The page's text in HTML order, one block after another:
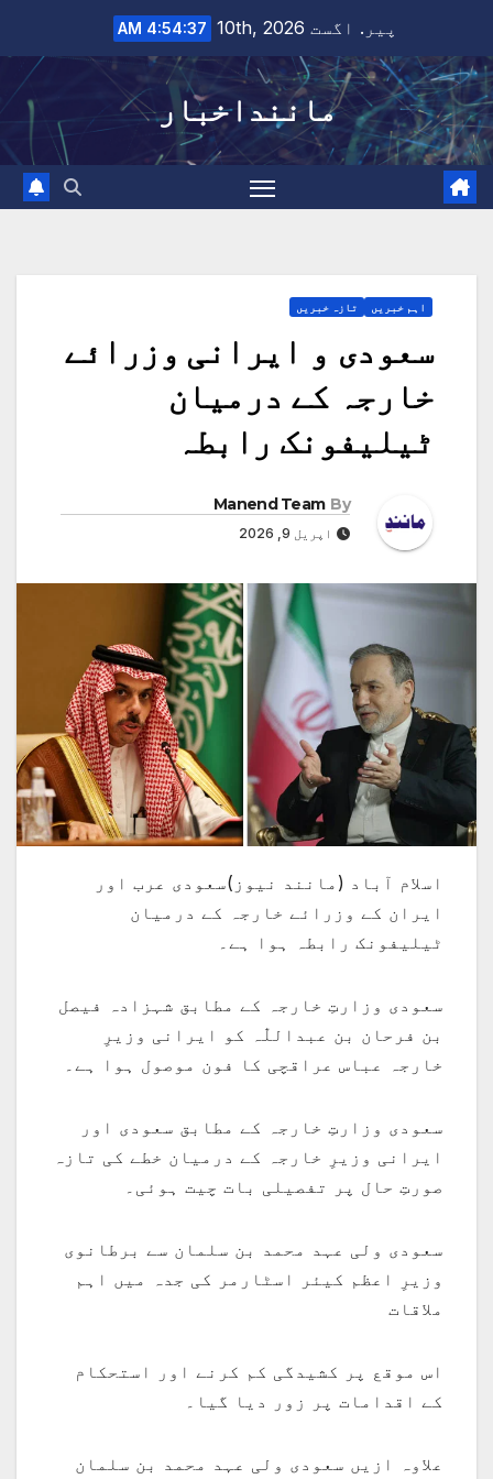
content
پیر. اگست 10th, 2026 4:54:39 AM
ماننداخبار
اہم خبریں تازہ خبریں
سعودی و ایرانی وزرائے
خارجہ کے درمیان
ٹیلیفونک رابطہ
By
Manend Team
اپریل 9, 2026
اسلام آباد (مانند نیوز)سعودی عرب اور
ایران کے وزرائے خارجہ کے درمیان
ٹیلیفونک رابطہ ہوا ہے۔
سعودی وزارتِ خارجہ کے مطابق شہزادہ فیصل
بن فرحان بن عبداللّٰہ کو ایرانی وزیرِ
خارجہ عباس عراقچی کا فون موصول ہوا ہے۔
سعودی وزارتِ خارجہ کے مطابق سعودی اور
ایرانی وزیرِ خارجہ کے درمیان خطے کی تازہ
صورتِ حال پر تفصیلی بات چیت ہوئی۔
سعودی ولی عہد محمد بن سلمان سے برطانوی
وزیرِ اعظم کیئر اسٹارمر کی جدہ میں اہم
ملاقات
اس موقع پر کشیدگی کم کرنے اور استحکام
کے اقدامات پر زور دیا گیا۔
علاوہ ازیں سعودی ولی عہد محمد بن سلمان